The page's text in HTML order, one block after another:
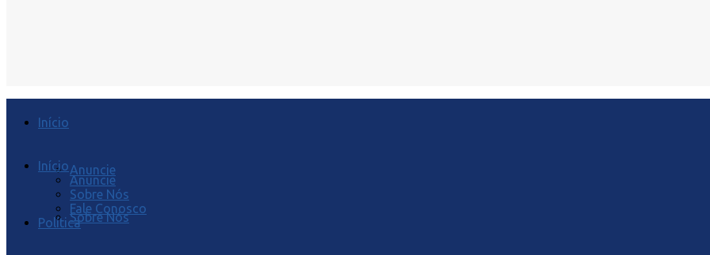
Início
Anuncie
Sobre Nós
Início
Anuncie
Sobre Nós
Fale Conosco
Política